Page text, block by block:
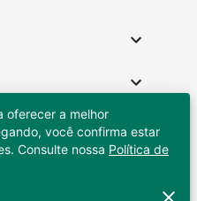
oferecer a melhor
você confirma estar
Consulte nossa Política de